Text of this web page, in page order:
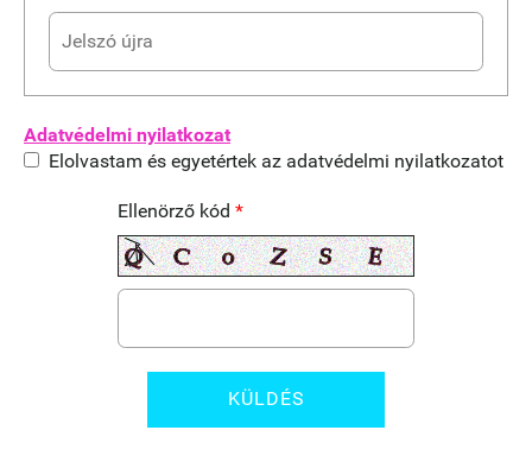
Adatvédelmi nyilatkozat
Elolvastam és egyetértek az adatvédelmi nyilatkozatot
Ellenörző kód *
KÜLDÉS